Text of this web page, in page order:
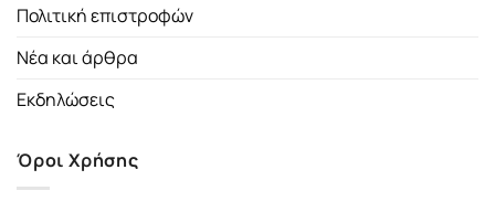
Πολιτική επιστροφών
Νέα και άρθρα
Εκδηλώσεις
Όροι Χρήσης